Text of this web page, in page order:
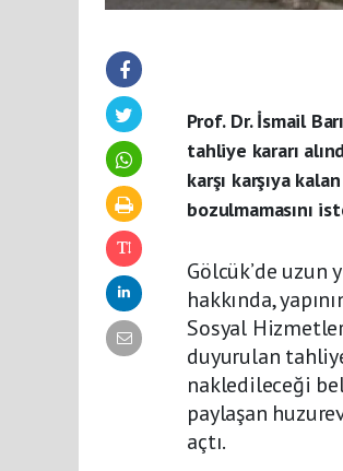
Prof. Dr. İsmail
tahliye kararı
karşı karşıya
bozulmamasını
Gölcük’de uzun
hakkında,
Sosyal
duyurulan
nakledileceği
paylaşan
açtı.